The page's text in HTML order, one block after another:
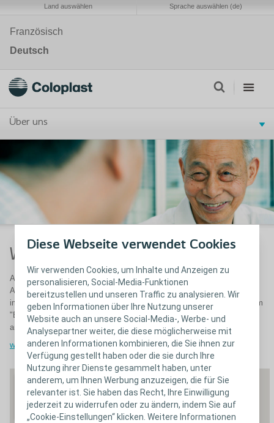
Diese Webseite verwendet Cookies
Wir verwenden Cookies, um Inhalte und Anzeigen zu
personalisieren, Social-Media-Funktionen
bereitzustellen und unseren Traffic zu analysieren. Wir
geben Informationen über Ihre Nutzung unserer
Website auch an unsere Social-Media-, Werbe- und
Analysepartner weiter, die diese möglicherweise mit
anderen Informationen kombinieren, die Sie ihnen zur
Verfügung gestellt haben oder die sie durch Ihre
Nutzung ihrer Dienste gesammelt haben, unter
anderem, um Ihnen Werbung anzuzeigen, die für Sie
relevanter ist. Sie haben das Recht, Ihre Einwilligung
jederzeit zu widerrufen oder zu ändern, indem Sie auf
„Cookie-Einstellungen“ klicken. Weitere Informationen
Land auswählen Sprache auswählen (de)
Französisch
Deutsch
Über uns
Weg zu Coloplast
Anfahrt auf der Autobahn aus Richtung Luzern oder Zürich:
Autobahnausfahrt Rotkreuz, links Richtung Rotkreuz bis zum Kreisel,
im Kreisel in die Blegistrasse einbiegen. Unsere Büros befinden sich im
"Backsteinhaus" Euro 1 im 2. Stock. Zug-Verbindungen bitte hier
anklicken:
www.sbb.ch